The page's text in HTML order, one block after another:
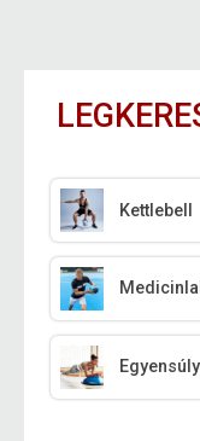
Kettlebell